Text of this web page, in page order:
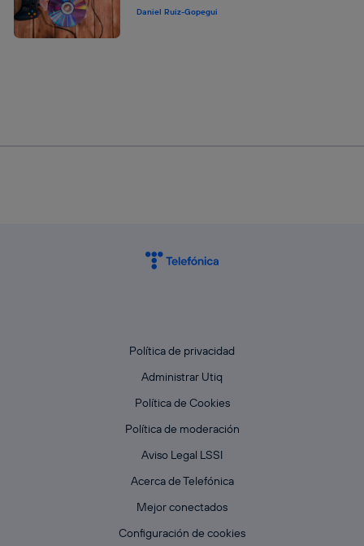
Daniel Ruiz-Gopegui
Política de privacidad
Administrar Utiq
Política de Cookies
Política de moderación
Aviso Legal LSSI
Acerca de Telefónica
Mejor conectados
Configuración de cookies